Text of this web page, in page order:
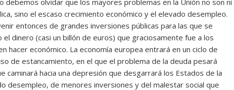
debemos olvidar que los mayores problemas en la Unión no son ni
sino el escaso crecimiento económico y el elevado desempleo.
entonces de grandes inversiones públicas para las que se
dinero (casi un billón de euros) que graciosamente fue a los
hacer económico. La economía europea entrará en un ciclo de
de estancamiento, en el que el problema de la deuda pesará
caminará hacia una depresión que desgarrará los Estados de la
desempleo, de menores inversiones y del malestar social que